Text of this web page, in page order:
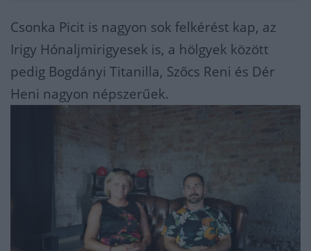
Csonka Picit is nagyon sok felkérést kap, az
Irigy Hónaljmirigyesek is, a hölgyek között
pedig Bogdányi Titanilla, Szőcs Reni és Dér
Heni nagyon népszerűek.